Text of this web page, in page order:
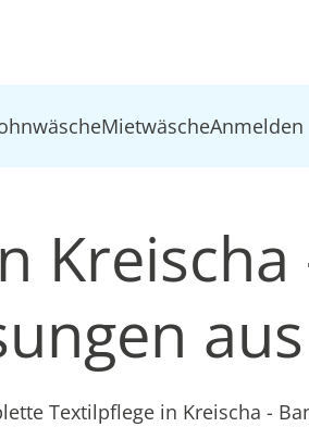
MietwäscheAnmelden
Textilpflege in Kreischa -